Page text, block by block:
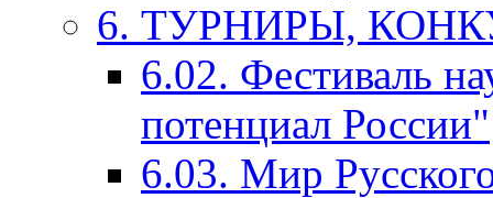
6. ТУРНИРЫ,
6.02. Фестиваль
потенциал России"
6.03. Мир